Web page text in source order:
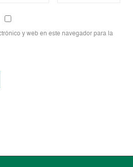
y web en este navegador para la